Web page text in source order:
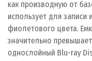
как производную от
использует для записи
фиолетового цвета.
значительно
однослойный Blu-ray